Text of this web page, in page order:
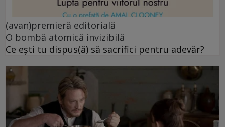
(avan)premieră editorială
O bombă atomică invizibilă
Ce ești tu dispus(ă) să sacrifici pentru adevăr?